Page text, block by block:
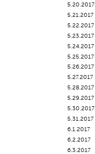
5.20.2017
5.21.2017
5.22.2017
5.23.2017
5.24.2017
5.25.2017
5.26.2017
5.27.2017
5.28.2017
5.29.2017
5.30.2017
5.31.2017
6.1.2017
6.2.2017
6.3.2017